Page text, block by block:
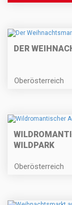
DER
Oberösterreich
WILDPARK
Oberösterreich